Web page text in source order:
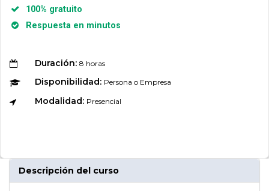
100% gratuito
Respuesta en minutos
Duración: 8 horas
Disponibilidad: Persona o Empresa
Modalidad: Presencial
Descripción del curso